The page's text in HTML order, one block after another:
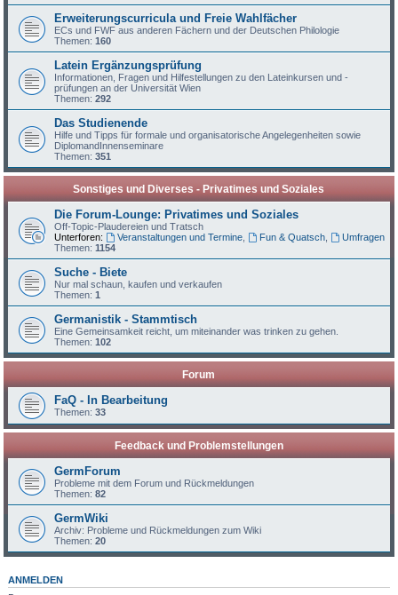
Erweiterungscurricula und Freie Wahlfächer
ECs und FWF aus anderen Fächern und der Deutschen Philologie
Themen:160
Latein Ergänzungsprüfung
Informationen, Fragen und Hilfestellungen zu den Lateinkursen und -
prüfungen an der Universität Wien
Themen:292
Das Studienende
Hilfe und Tipps für formale und organisatorische Angelegenheiten sowie
DiplomandInnenseminare
Themen:351
Sonstiges und Diverses - Privatimes und Soziales
Die Forum-Lounge: Privatimes und Soziales
Off-Topic-Plaudereien und Tratsch
Unterforen:
Veranstaltungen und Termine Fun & Quatsch
Umfragen
Themen:1154
Suche - Biete
Nur mal schaun, kaufen und verkaufen
Themen:1
Germanistik - Stammtisch
Eine Gemeinsamkeit reicht, um miteinander was trinken zu gehen.
Themen:102
Forum
FaQ - In Bearbeitung
Themen:33
Feedback und Problemstellungen
GermForum
Probleme mit dem Forum und Rückmeldungen
Themen:82
GermWiki
Archiv: Probleme und Rückmeldungen zum Wiki
Themen:20
ANMELDEN